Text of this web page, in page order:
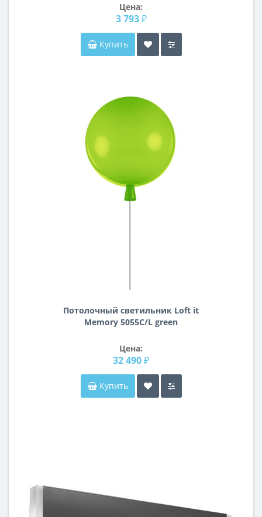
Цена:
3 793 ₽
Купить
Потолочный светильник Loft it
Memory 5055C/L green
Цена:
32 490 ₽
Купить